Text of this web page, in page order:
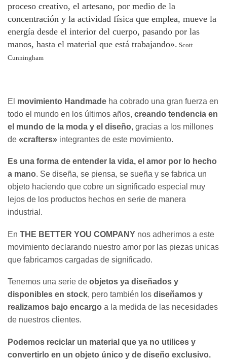
proceso creativo, el artesano, por medio de la
concentración y la actividad física que emplea, mueve la
energía desde el interior del cuerpo, pasando por las
manos, hasta el material que está trabajando». Scott
Cunningham
El movimiento Handmade ha cobrado una gran fuerza en
todo el mundo en los últimos años, creando tendencia en
el mundo de la moda y el diseño, gracias a los millones
de «crafters» integrantes de este movimiento.
Es una forma de entender la vida, el amor por lo hecho
a mano. Se diseña, se piensa, se sueña y se fabrica un
objeto haciendo que cobre un significado especial muy
lejos de los productos hechos en serie de manera
industrial.
En THE BETTER YOU COMPANY nos adherimos a este
movimiento declarando nuestro amor por las piezas unicas
que fabricamos cargadas de significado.
Tenemos una serie de objetos ya diseñados y
disponibles en stock, pero también los diseñamos y
realizamos bajo encargo a la medida de las necesidades
de nuestros clientes.
Podemos reciclar un material que ya no utilices y
convertirlo en un objeto único y de diseño exclusivo.